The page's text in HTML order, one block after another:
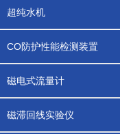
超纯水机
CO防护性能检测装置
磁电式流量计
磁滞回线实验仪